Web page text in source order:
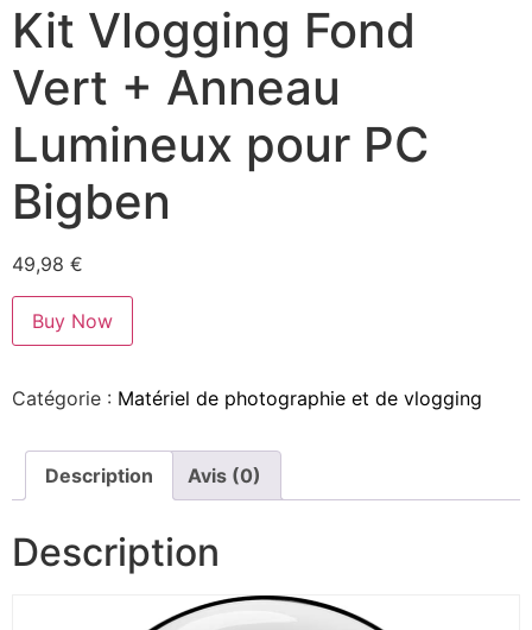
Kit Vlogging Fond
Vert + Anneau
Lumineux pour PC
Bigben
49,98 €
Buy Now
Catégorie : Matériel de photographie et de vlogging
Description Avis (0)
Description